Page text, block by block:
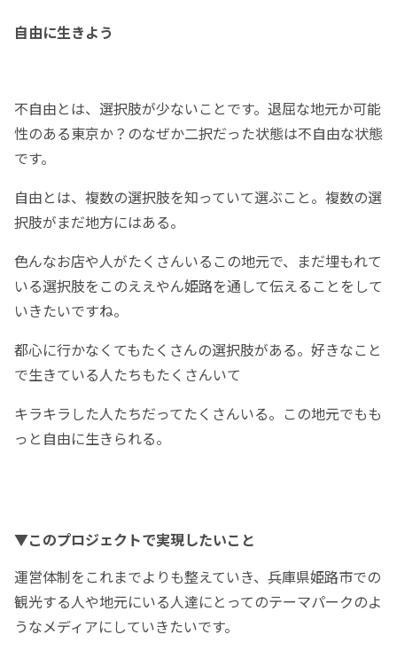
自由に生きよう
不自由とは、選択肢が少ないことです。退屈な地元か可能
性のある東京か？のなぜか二択だった状態は不自由な状態
です。
自由とは、複数の選択肢を知っていて選ぶこと。複数の選
択肢がまだ地方にはある。
色んなお店や人がたくさんいるこの地元で、まだ埋もれて
いる選択肢をこのええやん姫路を通して伝えることをして
いきたいですね。
都心に行かなくてもたくさんの選択肢がある。好きなこと
で生きている人たちもたくさんいて
キラキラした人たちだってたくさんいる。この地元でもも
っと自由に生きられる。
▼このプロジェクトで実現したいこと
運営体制をこれまでよりも整えていき、兵庫県姫路市での
観光する人や地元にいる人達にとってのテーマパークのよ
うなメディアにしていきたいです。